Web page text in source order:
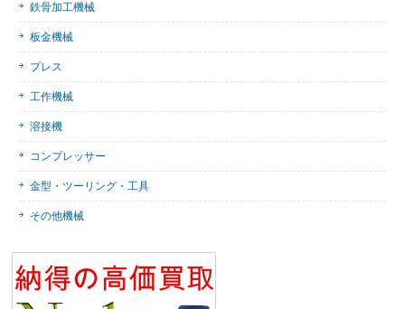
鉄骨加工機械
板金機械
プレス
工作機械
溶接機
コンプレッサー
金型・ツーリング・工具
その他機械